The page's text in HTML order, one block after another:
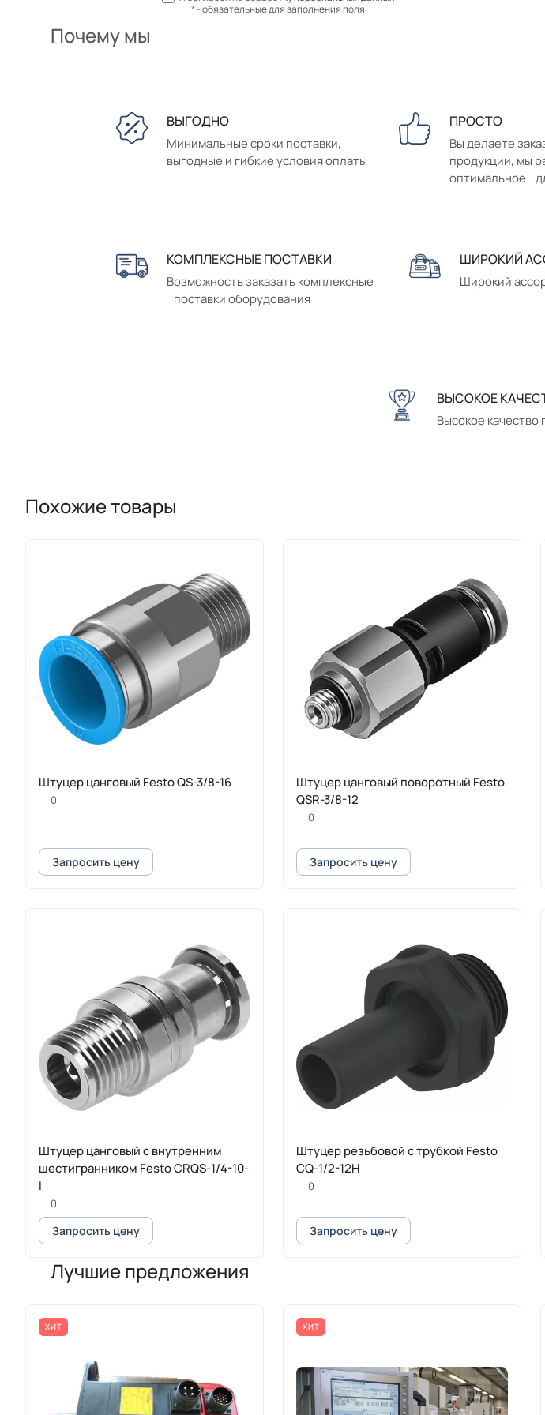
*- обязательные для заполнения поля
Почему мы
ВЫГОДНО
Минимальные сроки поставки,
выгодные и гибкие условия оплаты
ПРОСТО
Вы делаете
продукции, мы
оптимальное
КОМПЛЕКСНЫЕ ПОСТАВКИ
Возможность заказать комплексные
поставки оборудования
ШИРОКИЙ
Широкий
ВЫСОКОЕ
Высокое
Похожие товары
Штуцер цанговый Festo QS-3/8-16
0
Запросить цену
Штуцер цанговый поворотный Festo
QSR-3/8-12
0
Запросить цену
Штуцер цанговый с внутренним
шестигранником Festo CRQS-1/4-10-
I
0
Запросить цену
Штуцер резьбовой с трубкой Festo
CQ-1/2-12H
0
Запросить цену
Лучшие предложения
ХИТ ХИТ